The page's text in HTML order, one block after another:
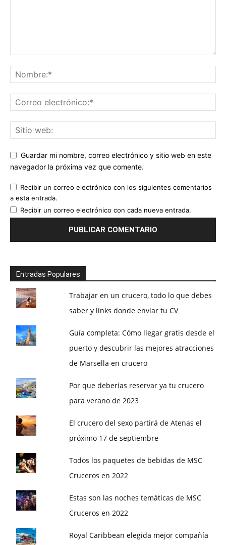
Guardar mi nombre, correo electrónico y sitio web en este
navegador la próxima vez que comente.
Recibir un correo electrónico con los siguientes comentarios
a esta entrada.
Recibir un correo electrónico con cada nueva entrada.
Entradas Populares
Trabajar en un crucero, todo lo que debes
saber y links donde enviar tu CV
Guía completa: Cómo llegar gratis desde el
puerto y descubrir las mejores atracciones
de Marsella en crucero
Por que deberías reservar ya tu crucero
para verano de 2023
El crucero del sexo partirá de Atenas el
próximo 17 de septiembre
Todos los paquetes de bebidas de MSC
Cruceros en 2022
Estas son las noches temáticas de MSC
Cruceros en 2022
Royal Caribbean elegida mejor compañía